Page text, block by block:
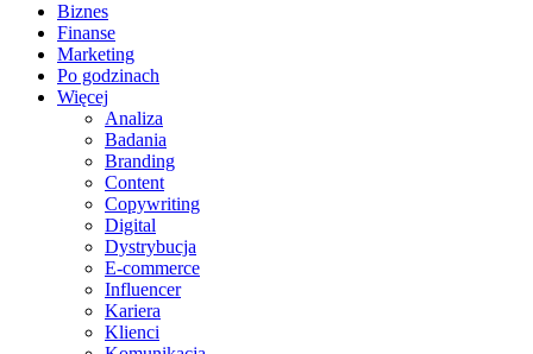
Biznes
Finanse
Marketing
Po godzinach
Więcej
Analiza
Badania
Branding
Content
Copywriting
Digital
Dystrybucja
E-commerce
Influencer
Kariera
Klienci